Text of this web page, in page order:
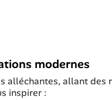
modernes
alléchantes, allant des
inspirer :